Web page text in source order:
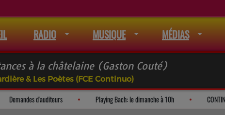
RADIO MUSIQUE MÉDIAS
à la châtelaine (Gaston Couté)
& Les Poètes (FCE Continuo)
Demandes d'auditeurs Playing Bach: le dimanche à 10h